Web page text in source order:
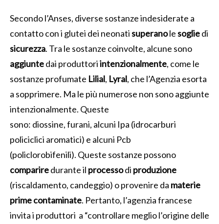
Secondo l’Anses, diverse sostanze indesiderate a
contatto con i glutei dei neonatisuperanolesogliedi
sicurezza. Tra le sostanze coinvolte, alcune sono
aggiuntedai produttoriintenzionalmente, come le
sostanze profumate Lilial, Lyral, che l’Agenzia esorta
a sopprimere. Ma le più numerose non sono aggiunte
intenzionalmente. Queste
sono: diossine, furani, alcuni Ipa (idrocarburi
policiclici aromatici) e alcuni Pcb
(policlorobifenili). Queste sostanze possono
compariredurante il processodi produzione
(riscaldamento, candeggio) o provenire da materie
prime contaminate. Pertanto, l’agenzia francese
invita i produttori a “controllare meglio l’origine delle